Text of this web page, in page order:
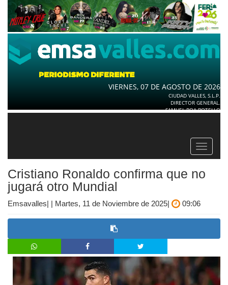
VIERNES, 07 DE AGOSTO DE 2026
CIUDAD VALLES, S.L.P.
DIRECTOR GENERAL.
SAMUEL ROA BOTELLO
Toggle
Cristiano Ronaldo confirma que no
jugará otro Mundial
Emsavalles| | Martes, 11 de Noviembre de 2025| 09:06